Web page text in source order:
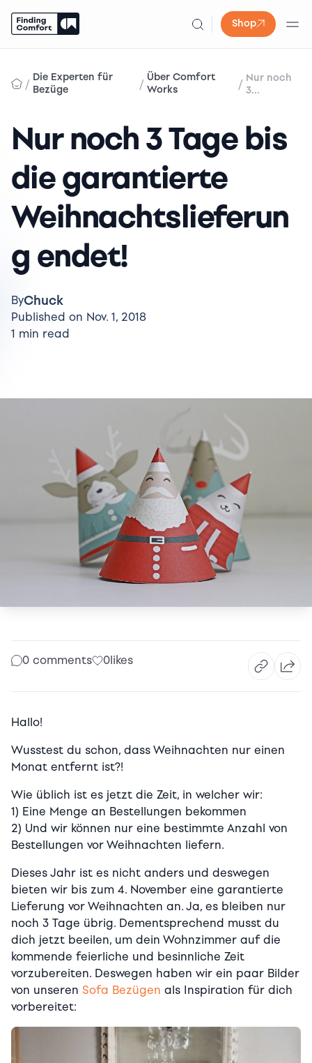
Shop
content
/ Die Experten für
Bezüge
/ Über Comfort
Works
/ Nur noch
3...
Nur noch 3 Tage bis
die garantierte
Weihnachtslieferun
g endet!
ByChuck
Published on Nov. 1, 2018
1 min read
0 comments 0likes
Hallo!
Wusstest du schon, dass Weihnachten nur einen
Monat entfernt ist?!
Wie üblich ist es jetzt die Zeit, in welcher wir:
1) Eine Menge an Bestellungen bekommen
2) Und wir können nur eine bestimmte Anzahl von
Bestellungen vor Weihnachten liefern.
Dieses Jahr ist es nicht anders und deswegen
bieten wir bis zum 4. November eine garantierte
Lieferung vor Weihnachten an. Ja, es bleiben nur
noch 3 Tage übrig. Dementsprechend musst du
dich jetzt beeilen, um dein Wohnzimmer auf die
kommende feierliche und besinnliche Zeit
vorzubereiten. Deswegen haben wir ein paar Bilder
von unseren Sofa Bezügen als Inspiration für dich
vorbereitet: